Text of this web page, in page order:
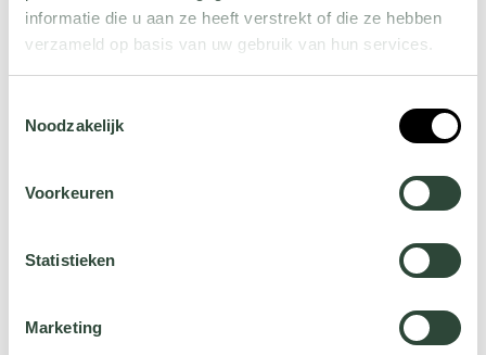
informatie die u aan ze heeft verstrekt of die ze hebben
verzameld op basis van uw gebruik van hun services.
jehier.
Noodzakelijk
Voorkeuren
Statistieken
Marketing